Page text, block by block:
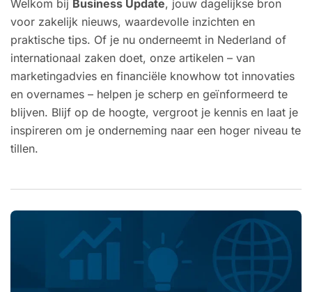
Welkom bij Business Update, jouw dagelijkse bron
voor zakelijk nieuws, waardevolle inzichten en
praktische tips. Of je nu onderneemt in Nederland of
internationaal zaken doet, onze artikelen – van
marketingadvies en financiële knowhow tot innovaties
en overnames – helpen je scherp en geïnformeerd te
blijven. Blijf op de hoogte, vergroot je kennis en laat je
inspireren om je onderneming naar een hoger niveau te
tillen.